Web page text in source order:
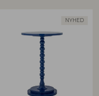
NYHED